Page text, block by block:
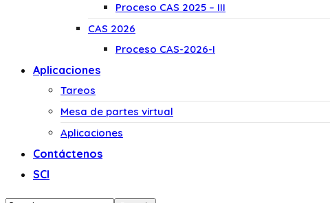
Proceso CAS 2025 – III
CAS 2026
Proceso CAS-2026-I
Aplicaciones
Tareos
Mesa de partes virtual
Aplicaciones
Contáctenos
SCI